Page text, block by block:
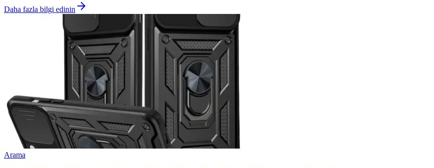
Daha fazla bilgi edinin
Arama